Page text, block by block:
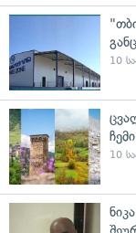
10
10